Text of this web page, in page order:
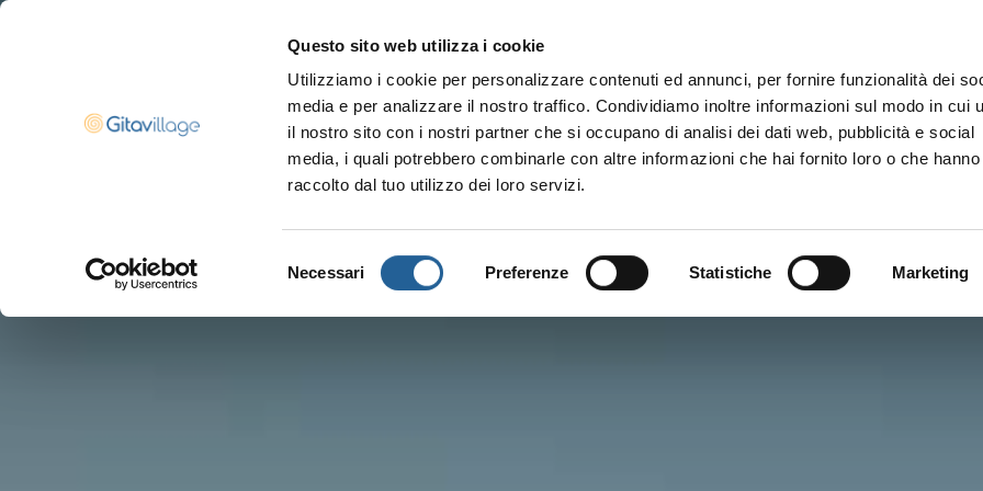
Questo sito web utilizza i cookie
Utilizziamo i cookie per personalizzare contenuti ed annunci, per fornire funzionalità dei
media e per analizzare il nostro traffico. Condividiamo inoltre informazioni sul modo in cui
il nostro sito con i nostri partner che si occupano di analisi dei dati web, pubblicità e social
media, i quali potrebbero combinarle con altre informazioni che hai fornito loro o che hanno
raccolto dal tuo utilizzo dei loro servizi.
del
Necessari Preferenze Statistiche Marketing
Navigazione servizi